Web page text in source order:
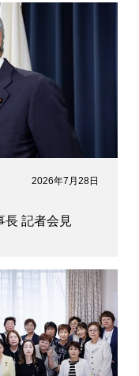
2026年7月28日
長 記者会見